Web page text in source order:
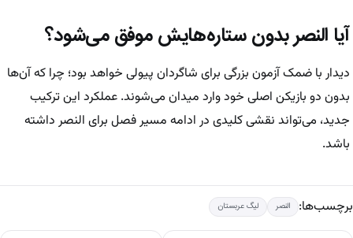
آیا النصر بدون ستاره‌هایش موفق می‌شود؟
دیدار با ضمک آزمون بزرگی برای شاگردان پیولی خواهد بود؛ چرا که آن‌ها
بدون دو بازیکن اصلی خود وارد میدان می‌شوند. عملکرد این ترکیب
جدید، می‌تواند نقشی کلیدی در ادامه مسیر فصل برای النصر داشته
باشد.
برچسب‌ها: النصر لیگ عربستان